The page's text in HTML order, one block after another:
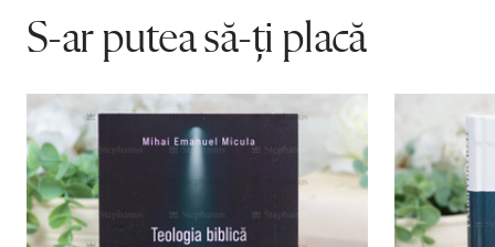
S-ar putea să-ți placă